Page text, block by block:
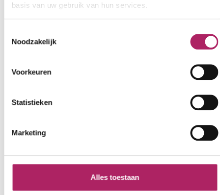
basis van uw gebruik van hun services.
Noodzakelijk
Voorkeuren
Statistieken
Marketing
Alles toestaan
Openingsuren
Wij zijn 24/7 open.